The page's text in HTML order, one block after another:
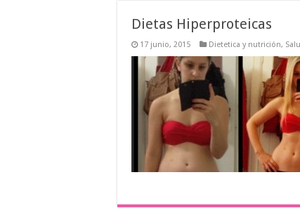
Dietas Hiperproteicas
17 junio, 2015 Dietetica y nutrición,